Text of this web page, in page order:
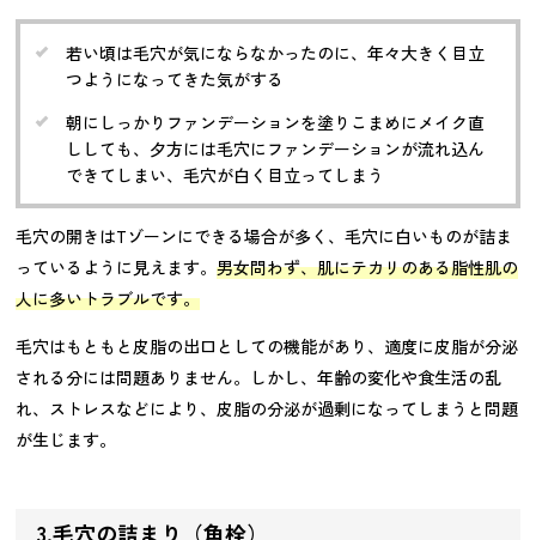
若い頃は毛穴が気にならなかったのに、年々大きく目立
つようになってきた気がする
朝にしっかりファンデーションを塗りこまめにメイク直
ししても、夕方には毛穴にファンデーションが流れ込ん
できてしまい、毛穴が白く目立ってしまう
毛穴の開きはTゾーンにできる場合が多く、毛穴に白いものが詰ま
っているように見えます。男女問わず、肌にテカリのある脂性肌の
人に多いトラブルです。
毛穴はもともと皮脂の出口としての機能があり、適度に皮脂が分泌
される分には問題ありません。しかし、年齢の変化や食生活の乱
れ、ストレスなどにより、皮脂の分泌が過剰になってしまうと問題
が生じます。
3.毛穴の詰まり（角栓）